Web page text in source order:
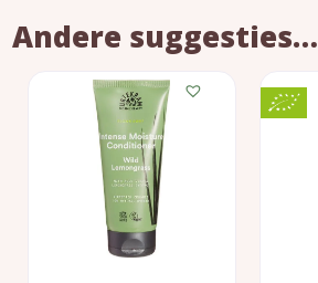
Andere suggesties…